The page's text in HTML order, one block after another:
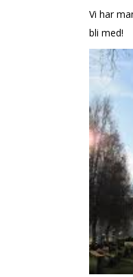
Vi har
bli med!